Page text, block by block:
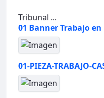
Tribunal ...
01 Banner Trabajo en
01-PIEZA-TRABAJO-